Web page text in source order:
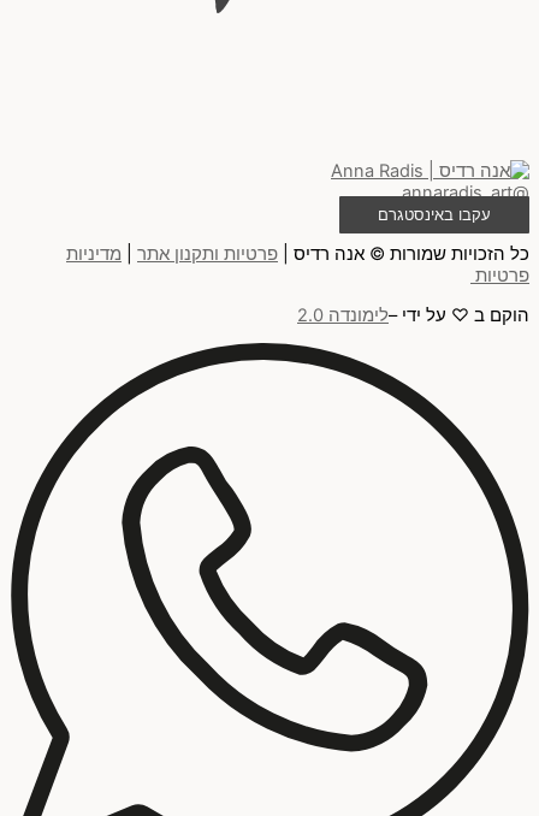
@annaradis_art
עקבו באינסטגרם
כל הזכויות שמורות © אנה רדיס | פרטיות ותקנון אתר
מדיניות
פרטיות
הוקם ב ♡ על ידי –לימונדה 2.0